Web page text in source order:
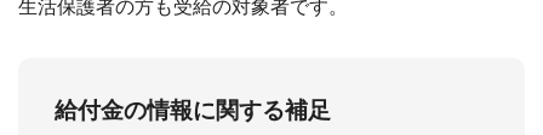
生活保護者の方も受給の対象者です。
給付金の情報に関する補足